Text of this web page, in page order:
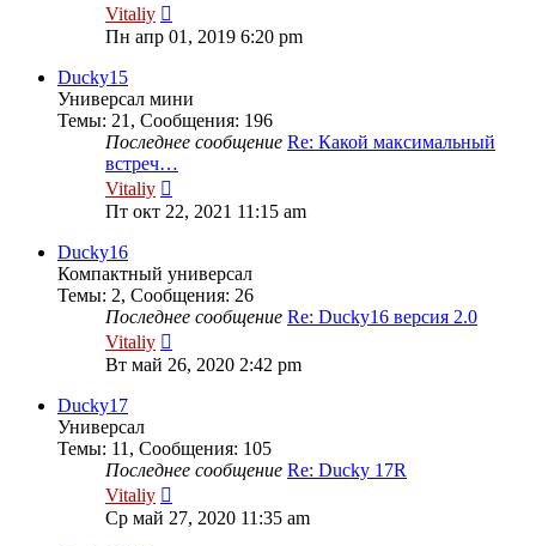
Vitaliy
к
последнему
Пн апр 01, 2019 6:20 pm
Ducky15
Универсал мини
Темы: 21 , Сообщения: 196
Последнее сообщение Re: Какой максимальный
встреч…
Vitaliy
к
последнему
Пт окт 22, 2021 11:15 am
Ducky16
Компактный универсал
Темы: 2, Сообщения: 26
Последнее сообщение Re: Ducky16 версия 2.0
Vitaliy
к
последнему
Вт май 26, 2020 2:42 pm
Ducky17
Универсал
Темы: 11 , Сообщения: 105
Последнее сообщение Re: Ducky 17R
Vitaliy
к
последнему
Ср май 27, 2020 11:35 am